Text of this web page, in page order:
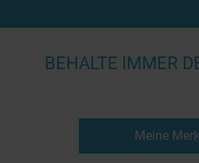
BEHALTE IMMER
Meine